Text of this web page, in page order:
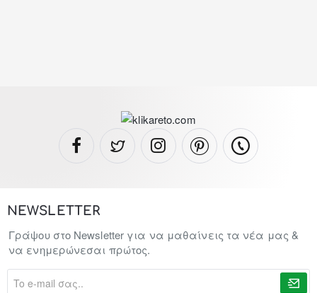
NEWSLETTER
Γράψου στο Newsletter για να μαθαίνεις τα νέα μας &
να ενημερώνεσαι πρώτος.